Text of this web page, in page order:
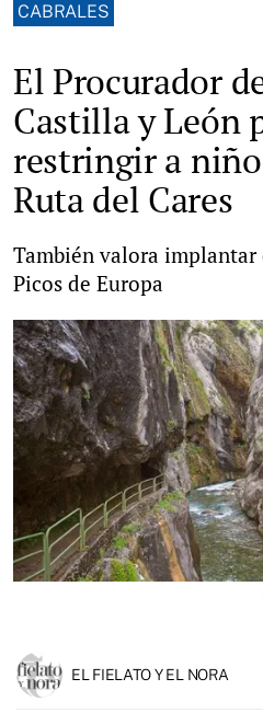
CABRALES
El Procurador
Castilla y León
restringir a
Ruta del Cares
También valora implantar
Picos de Europa
EL FIELATO Y EL NORA